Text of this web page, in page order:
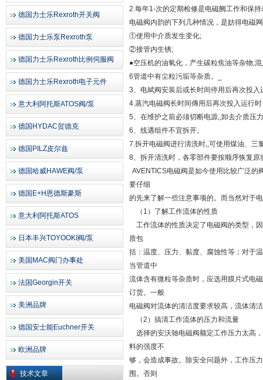
德国力士乐Rexroth开关阀
德国力士乐泵Rexroth泵
德国力士乐Rexroth比例伺服阀
德国力士乐Rexroth电子元件
意大利阿托斯ATOS阀/泵
德国HYDAC贺德克
德国PILZ皮尔兹
德国哈威HAWE阀/泵
德国E+H恩德斯豪斯
意大利阿托斯ATOS
日本丰兴TOYOOKI阀/泵
美国MAC阀门办事处
法国Georgin开关
美洲品牌
德国安士能Euchner开关
欧洲品牌
技术文章
2.每年1-次的定期检修是电磁阙工作和保
电磁阀内韵的下列几种情况，是妨得电磁
①使用中介质发生变化;
②接管内生锈;
●空压机的油氧化，产生碳粒焦油等杂物,
6管道中有尘粒污垢等杂质。_
3、电斌阀安装后或长时间停用后再次投
4.蒸汽电磁阀长时间傳用后再次投入运行
5、在维护之前必须切断电源,,卸去介质压
6、线遇组件不宜拆开。
7.拆开电磁阀进行清洗时,,可使用煤油、三
8、拆开清洗时，各零部件要按顺序恢复原
AVENTICS电磁阀是如今使用比较广泛的
要仔细
的先来了解一些注意事项的。而当然对于
（1）了解工作流体的性质
工作流体的性质决定了电磁阀的类型，
质包
括：温度、压力、黏度、腐蚀性等；对于
当管道中
流体含有微粒等杂质时，应选用膜片式电
订货。一般
电磁阀对流体的清洁度要求较高，流体清
（2）搞清工作流体的压力和流量
选择的安沃驰电磁阀额定工作压力太高
料的强度不
够，会造成事故。除安全问题外，工作压
围。否则